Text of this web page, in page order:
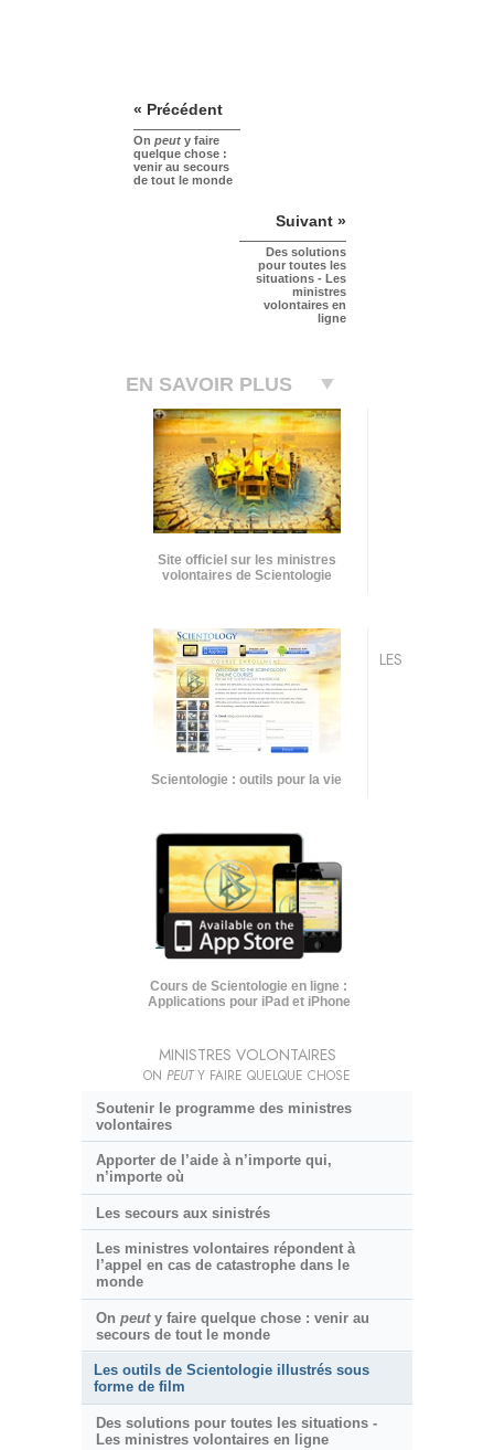
« Précédent
On peut y faire
quelque chose :
venir au secours
de tout le monde
Suivant »
Des solutions
pour toutes les
situations - Les
ministres
volontaires en
ligne
EN SAVOIR PLUS
Site officiel sur les ministres
volontaires de Scientologie
Scientologie : outils pour la vie
Cours de Scientologie en ligne :
Applications pour iPad et iPhone
LES
MINISTRES VOLONTAIRES
ON PEUTY FAIRE QUELQUE CHOSE
Soutenir le programme des ministres
volontaires
Apporter de l’aide à n’importe qui,
n’importe où
Les secours aux sinistrés
Les ministres volontaires répondent à
l’appel en cas de catastrophe dans le
monde
On peuty faire quelque chose : venir au
secours de tout le monde
Les outils de Scientologie illustrés sous
forme de film
Des solutions pour toutes les situations -
Les ministres volontaires en ligne